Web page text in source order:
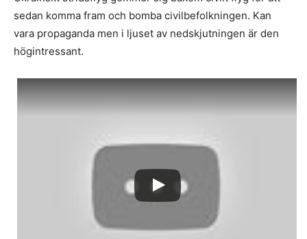
sedan komma fram och bomba civilbefolkningen. Kan
vara propaganda men i ljuset av nedskjutningen är den
högintressant.